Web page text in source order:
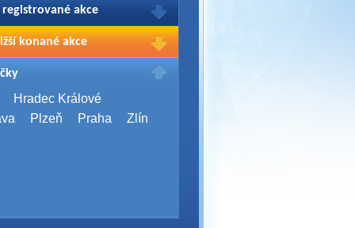
registrované akce
Vašich registrací na akce
přihlašte.
konané akce
2026
Brno
Server Bootcamp 2026
Hradec Králové
Plzeň Praha Zlín